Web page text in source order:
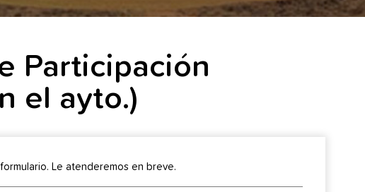
Participación
el ayto.)
Le atenderemos en breve.